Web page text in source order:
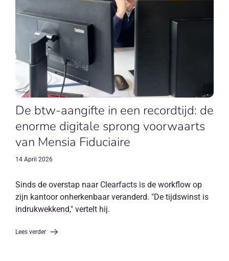
De btw-aangifte in een recordtijd: de
enorme digitale sprong voorwaarts
van Mensia Fiduciaire
14 April 2026
Sinds de overstap naar Clearfacts is de workflow op
zijn kantoor onherkenbaar veranderd. "De tijdswinst is
indrukwekkend," vertelt hij.
Lees verder